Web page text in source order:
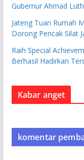
Gubernur Ahmad
Jateng Tuan Rumah
Dorong Pencak Silat
Raih Special
Berhasil Hadirkan
Kabar anget
komentar